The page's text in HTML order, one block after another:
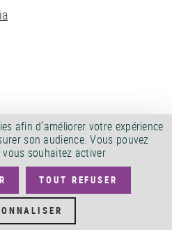
DU DÉPÔT
2014
DE
afin d'améliorer votre expérience
son audience. Vous pouvez
souhaitez activer
TOUT REFUSER